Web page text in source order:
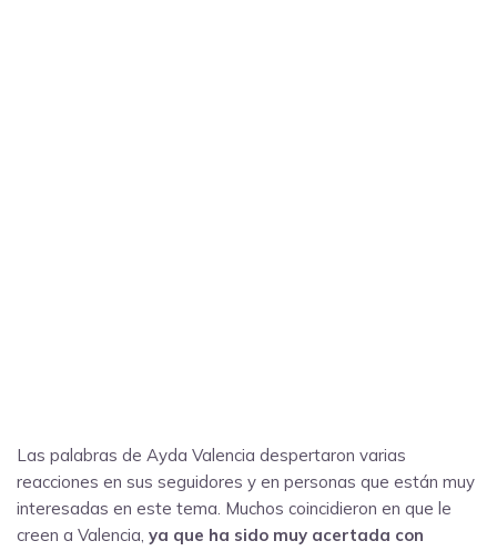
Las palabras de Ayda Valencia despertaron varias
reacciones en sus seguidores y en personas que están muy
interesadas en este tema. Muchos coincidieron en que le
creen a Valencia, ya que ha sido muy acertada con